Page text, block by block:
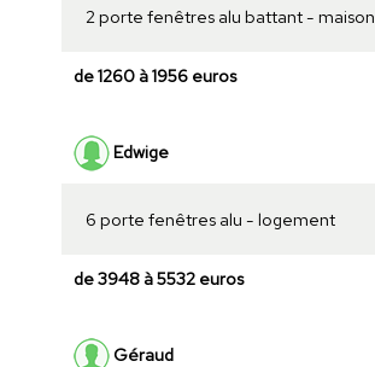
2 porte fenêtres alu battant - maison
de 1260 à 1956 euros
Edwige
6 porte fenêtres alu - logement
de 3948 à 5532 euros
Géraud